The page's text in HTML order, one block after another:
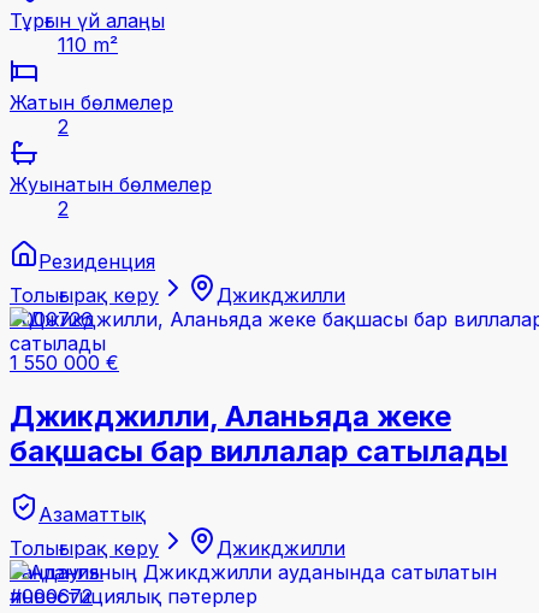
Тұрғын үй алаңы
110 m²
Жатын бөлмелер
2
Жуынатын бөлмелер
2
Резиденция
Толығырақ көру
Джикджилли
#000726
1 550 000 €
Джикджилли, Аланьяда жеке
бақшасы бар виллалар сатылады
Азаматтық
Толығырақ көру
Джикджилли
Таңдаулы
#000672